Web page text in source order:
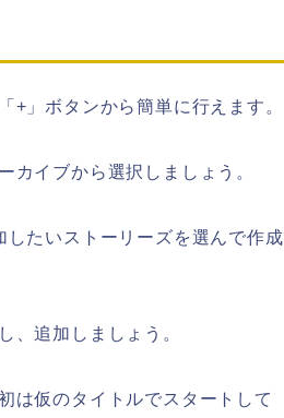
+」ボタンから簡単に行えます。
カイブから選択しましょう。
たいストーリーズを選んで作成
、追加しましょう。
は仮のタイトルでスタートして